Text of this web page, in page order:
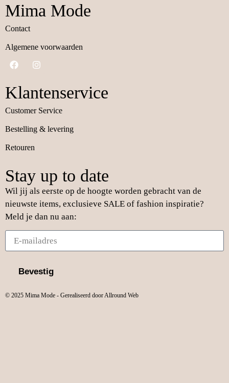
Mima Mode
Contact
Algemene voorwaarden
Klantenservice
Customer Service
Bestelling & levering
Retouren
Stay up to date
Wil jij als eerste op de hoogte worden gebracht van de
nieuwste items, exclusieve SALE of fashion inspiratie?
Meld je dan nu aan:
Bevestig
© 2025 Mima Mode - Gerealiseerd door Allround Web